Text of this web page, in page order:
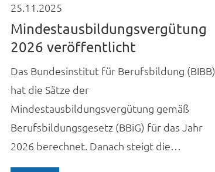
25.11.2025
Mindestausbildungsvergütung
2026 veröffentlicht
Das Bundesinstitut für Berufsbildung (BIBB)
hat die Sätze der
Mindestausbildungsvergütung gemäß
Berufsbildungsgesetz (BBiG) für das Jahr
2026 berechnet. Danach steigt die
Mindestvergütung im Vergleich zu 2025 um